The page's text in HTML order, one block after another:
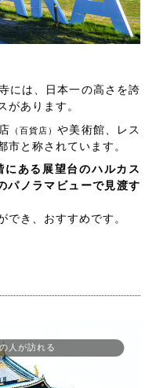
には、日本一の高さを誇
があります。
（百貨店）や美術館、レス
市と称されています。
ある展望台のハルカス
パノラマビューで見渡す
でき、おすすめです。
人が訪れる